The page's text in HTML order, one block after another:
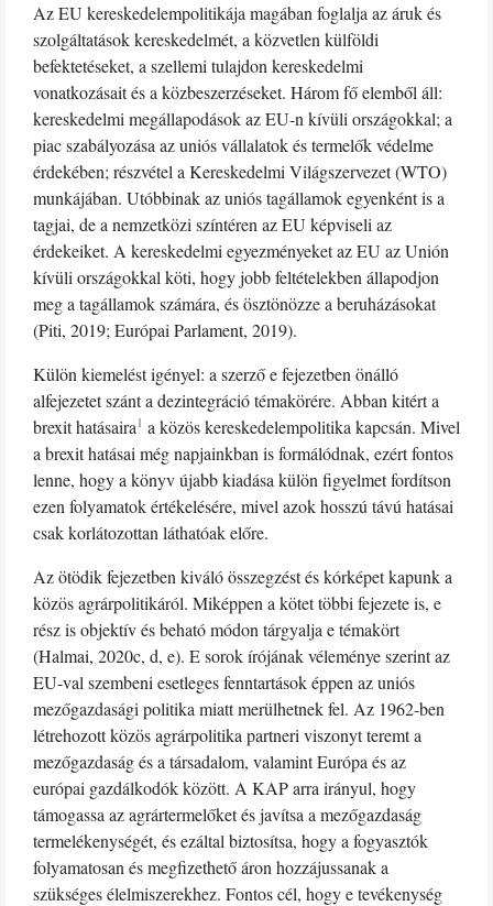
Az EU kereskedelempolitikája magában foglalja az áruk és
szolgáltatások kereskedelmét, a közvetlen külföldi
befektetéseket, a szellemi tulajdon kereskedelmi
vonatkozásait és a közbeszerzéseket. Három fő elemből áll:
kereskedelmi megállapodások az EU-n kívüli országokkal; a
piac szabályozása az uniós vállalatok és termelők védelme
érdekében; részvétel a Kereskedelmi Világszervezet (WTO)
munkájában. Utóbbinak az uniós tagállamok egyenként is a
tagjai, de a nemzetközi színtéren az EU képviseli az
érdekeiket. A kereskedelmi egyezményeket az EU az Unión
kívüli országokkal köti, hogy jobb feltételekben állapodjon
meg a tagállamok számára, és ösztönözze a beruházásokat
(Piti, 2019; Európai Parlament, 2019).
Külön kiemelést igényel: a szerző e fejezetben önálló
alfejezetet szánt a dezintegráció témakörére. Abban kitért a
brexit hatásaira1 a közös kereskedelempolitika kapcsán. Mivel
a brexit hatásai még napjainkban is formálódnak, ezért fontos
lenne, hogy a könyv újabb kiadása külön figyelmet fordítson
ezen folyamatok értékelésére, mivel azok hosszú távú hatásai
csak korlátozottan láthatóak előre.
Az ötödik fejezetben kiváló összegzést és kórképet kapunk a
közös agrárpolitikáról. Miképpen a kötet többi fejezete is, e
rész is objektív és beható módon tárgyalja e témakört
(Halmai, 2020c, d, e). E sorok írójának véleménye szerint az
EU-val szembeni esetleges fenntartások éppen az uniós
mezőgazdasági politika miatt merülhetnek fel. Az 1962-ben
létrehozott közös agrárpolitika partneri viszonyt teremt a
mezőgazdaság és a társadalom, valamint Európa és az
európai gazdálkodók között. A KAP arra irányul, hogy
támogassa az agrártermelőket és javítsa a mezőgazdaság
termelékenységét, és ezáltal biztosítsa, hogy a fogyasztók
folyamatosan és megfizethető áron hozzájussanak a
szükséges élelmiszerekhez. Fontos cél, hogy e tevékenység